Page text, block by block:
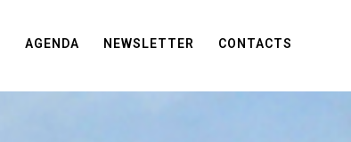
AGENDA NEWSLETTER CONTACTS